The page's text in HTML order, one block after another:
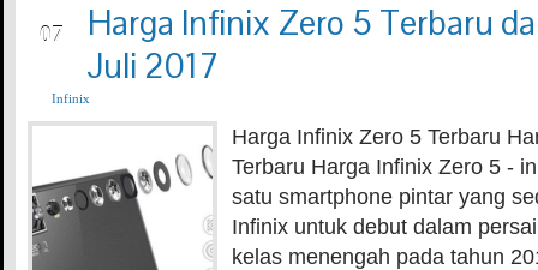
07
Harga Infinix Zero 5 Terbaru
Juli 2017
Infinix
Harga Infinix Zero 5 Terbaru
Terbaru Harga Infinix Zero 5 -
satu smartphone pintar yang
Infinix untuk debut dalam
kelas menengah pada tahun